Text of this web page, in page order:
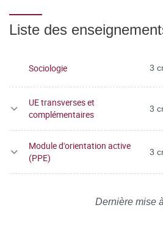
Liste des
Sociologie 3
UE transverses et
complémentaires
3
Module d'orientation active
(PPE)
3
Dernière mise